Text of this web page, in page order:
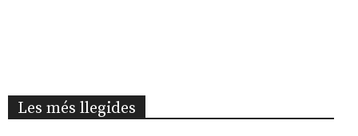
Les més llegides